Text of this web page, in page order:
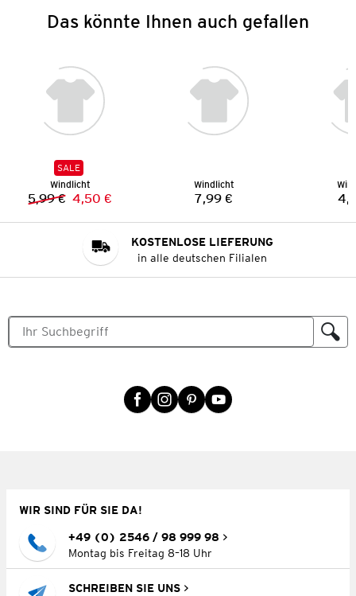
Das könnte Ihnen auch gefallen
SALE
Windlicht
Vorheriger Preis:
5,99 € Neuer Preis:
4,50 €
Windlicht
Preis:
7,99 €
KOSTENLOSE LIEFERUNG
in alle deutschen Filialen
WIR SIND FÜR SIE DA!
+49 (0) 2546 / 98 999 98
Montag bis Freitag 8–18 Uhr
SCHREIBEN SIE UNS